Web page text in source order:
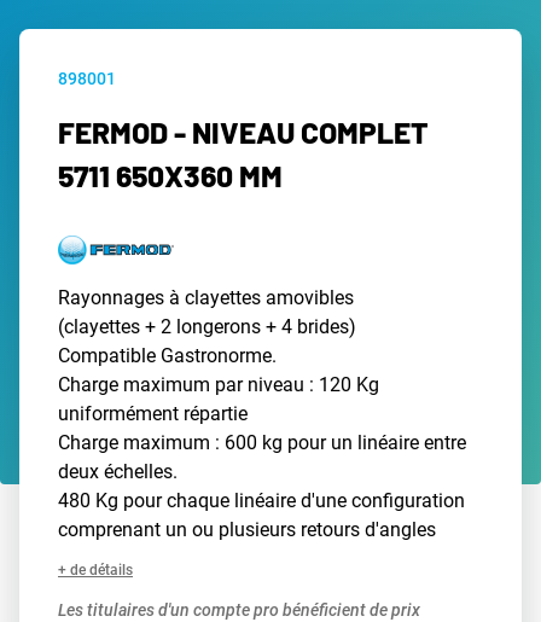
898001
FERMOD - NIVEAU COMPLET
5711 650X360 MM
Rayonnages à clayettes amovibles
(clayettes + 2 longerons + 4 brides)
Compatible Gastronorme.
Charge maximum par niveau : 120 Kg
uniformément répartie
Charge maximum : 600 kg pour un linéaire entre
deux échelles.
480 Kg pour chaque linéaire d'une configuration
comprenant un ou plusieurs retours d'angles
+ de détails
Les titulaires d'un compte pro bénéficient de prix